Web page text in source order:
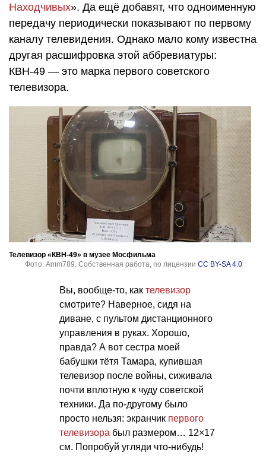
Находчивых». Да ещё добавят, что одноименную
передачу периодически показывают по первому
каналу телевидения. Однако мало кому известна
другая расшифровка этой аббревиатуры:
КВН-49 — это марка первого советского
телевизора.
Телевизор «КВН-49» в музее Мосфильма
Фото: Amm789. Собственная работа, по лицензии CC BY-SA 4.0
Вы, вообще-то, как телевизор
смотрите? Наверное, сидя на
диване, с пультом дистанционного
управления в руках. Хорошо,
правда? А вот сестра моей
бабушки тётя Тамара, купившая
телевизор после войны, сиживала
почти вплотную к чуду советской
техники. Да по-другому было
просто нельзя: экранчик первого
телевизора был размером… 12×17
см. Попробуй угляди что-нибудь!